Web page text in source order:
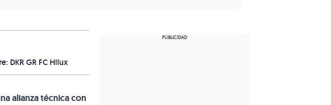
DKR GR FC Hilux
alianza técnica con